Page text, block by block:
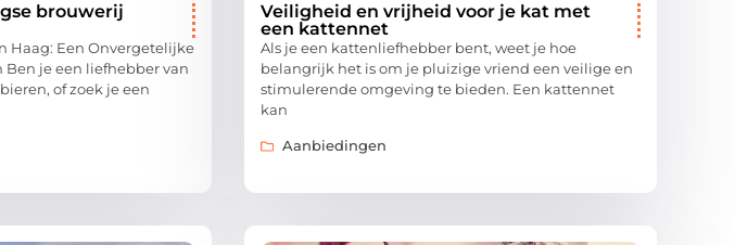
brouwerij
Haag: Een Onvergetelijke
je een liefhebber van
of zoek je een
Veiligheid en vrijheid voor je kat met
een kattennet
Als je een kattenliefhebber bent, weet je hoe
belangrijk het is om je pluizige vriend een veilige en
stimulerende omgeving te bieden. Een kattennet
kan
Aanbiedingen